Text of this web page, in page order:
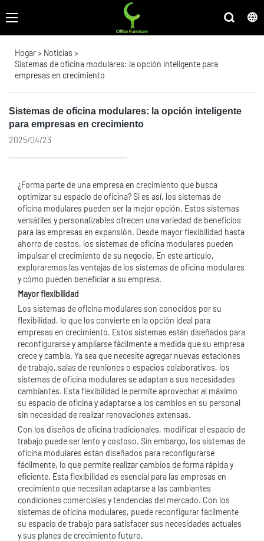
Hogar> Noticias >
Sistemas de oficina modulares: la opción inteligente para
empresas en crecimiento
Sistemas de oficina modulares: la opción inteligente
para empresas en crecimiento
2025/04/23
¿Forma parte de una empresa en crecimiento que busca
optimizar su espacio de oficina? Si es así, los sistemas de
oficina modulares pueden ser la mejor opción. Estos sistemas
versátiles y personalizables ofrecen una variedad de beneficios
para las empresas en expansión. Desde mayor flexibilidad hasta
ahorro de costos, los sistemas de oficina modulares pueden
impulsar el crecimiento de su negocio. En este artículo,
exploraremos las ventajas de los sistemas de oficina modulares
y cómo pueden beneficiar a su empresa.
Mayor flexibilidad
Los sistemas de oficina modulares son conocidos por su
flexibilidad, lo que los convierte en la opción ideal para
empresas en crecimiento. Estos sistemas están diseñados para
reconfigurarse y ampliarse fácilmente a medida que su empresa
crece y cambia. Ya sea que necesite agregar nuevas estaciones
de trabajo, salas de reuniones o espacios colaborativos, los
sistemas de oficina modulares se adaptan a sus necesidades
cambiantes. Esta flexibilidad le permite aprovechar al máximo
su espacio de oficina y adaptarse a los cambios en su personal
sin necesidad de realizar renovaciones extensas.
Con los diseños de oficina tradicionales, modificar el espacio de
trabajo puede ser lento y costoso. Sin embargo, los sistemas de
oficina modulares están diseñados para reconfigurarse
fácilmente, lo que permite realizar cambios de forma rápida y
eficiente. Esta flexibilidad es esencial para las empresas en
crecimiento que necesitan adaptarse a las cambiantes
condiciones comerciales y tendencias del mercado. Con los
sistemas de oficina modulares, puede reconfigurar fácilmente
su espacio de trabajo para satisfacer sus necesidades actuales
y sus planes de crecimiento futuro.